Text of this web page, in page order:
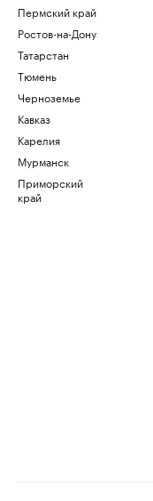
Пермский край
Ростов-на-Дону
Татарстан
Тюмень
Черноземье
Кавказ
Карелия
Мурманск
Приморский
край